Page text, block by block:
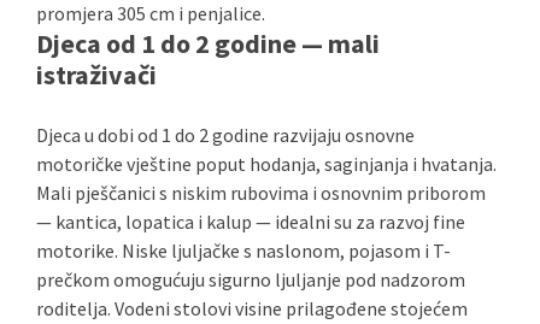
promjera 305 cm i penjalice.
Djeca od 1 do 2 godine — mali
istraživači
Djeca u dobi od 1 do 2 godine razvijaju osnovne
motoričke vještine poput hodanja, saginjanja i hvatanja.
Mali pješčanici s niskim rubovima i osnovnim priborom
— kantica, lopatica i kalup — idealni su za razvoj fine
motorike. Niske ljuljačke s naslonom, pojasom i T-
prečkom omogućuju sigurno ljuljanje pod nadzorom
roditelja. Vodeni stolovi visine prilagođene stojećem